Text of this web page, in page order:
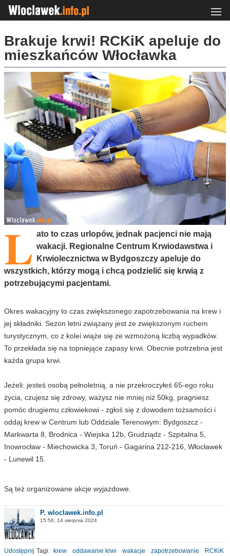
Brakuje krwi! RCKiK apeluje do
mieszkańców Włocławka
L ato to czas urlopów, jednak pacjenci nie mają
wakacji. Regionalne Centrum Krwiodawstwa i
Krwiolecznictwa w Bydgoszczy apeluje do
wszystkich, którzy mogą i chcą podzielić się krwią z
potrzebującymi pacjentami.
Okres wakacyjny to czas zwiększonego zapotrzebowania na krew i
jej składniki. Sezon letni związany jest ze zwiększonym ruchem
turystycznym, co z kolei wiąże się ze wzmożoną liczbą wypadków.
To przekłada się na topniejące zapasy krwi. Obecnie potrzebna jest
każda grupa krwi.
Jeżeli: jesteś osobą pełnoletnią, a nie przekroczyłeś 65-ego roku
życia, czujesz się zdrowy, ważysz nie mniej niż 50kg, pragniesz
pomóc drugiemu człowiekowi - zgłoś się z dowodem tożsamości i
oddaj krew w Centrum lub Oddziale Terenowym: Bydgoszcz -
Markwarta 8, Brodnica - Wiejska 12b, Grudziądz - Szpitalna 5,
Inowrocław - Miechowicka 3, Toruń - Gagarina 212-216, Włocławek
- Lunewil 15.
Są też organizowane akcje wyjazdowe.
P. wloclawek.info.pl
15:56, 14 sierpnia 2024
Udostępnij Tagi: krew oddawanie krwi wakacje zapotrzebowanie RCKiK